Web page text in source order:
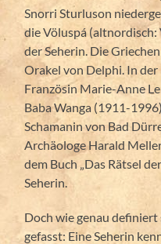
Snorri Sturluson
die Völuspá (altnordisch:
der Seherin. Die
Orakel von Delphi. In
Französin Marie-Anne
Baba Wanga (1911-
Schamanin von Bad
Archäologe Harald
dem Buch „Das Rätsel
Seherin.
Doch wie genau definiert
gefasst: Eine Seherin